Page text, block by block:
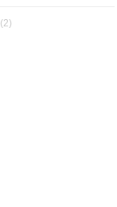
(2)